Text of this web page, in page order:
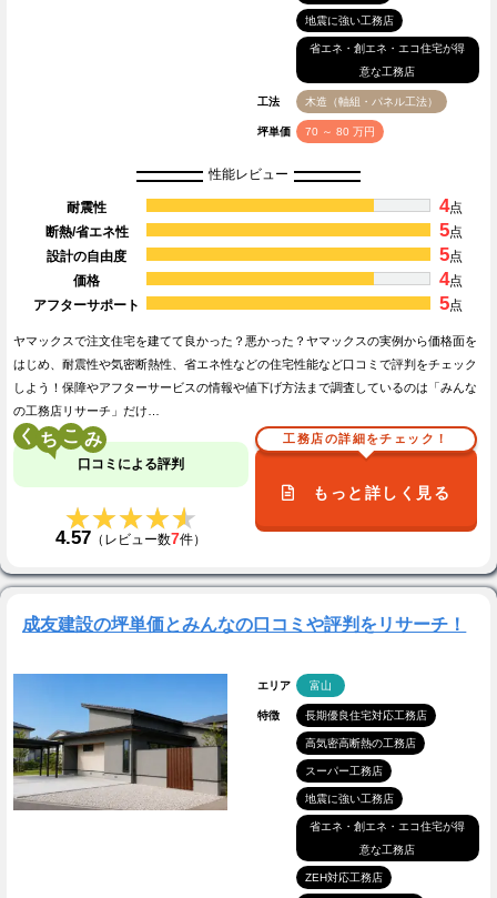
地震に強い工務店
省エネ・創エネ・エコ住宅が得
意な工務店
工法 木造（軸組・パネル工法）
坪単価 70 ～ 80 万円
性能レビュー
耐震性 4点
断熱/省エネ性
5点
設計の自由度
5点
価格
4点
アフターサポート
5点
ヤマックスで注文住宅を建てて良かった？悪かった？ヤマックスの実例から価格面を
はじめ、耐震性や気密断熱性、省エネ性などの住宅性能など口コミで評判をチェック
しよう！保障やアフターサービスの情報や値下げ方法まで調査しているのは「みんな
の工務店リサーチ」だけ…
く こ
口コミによる評判
★★★★★
★★★★★
4.57 （レビュー数7件）
工務店の詳細をチェック！
もっと詳しく見る
成友建設の坪単価とみんなの口コミや評判をリサーチ！
エリア 富山
特徴 長期優良住宅対応工務店
高気密高断熱の工務店
スーパー工務店
地震に強い工務店
省エネ・創エネ・エコ住宅が得
意な工務店
ZEH対応工務店